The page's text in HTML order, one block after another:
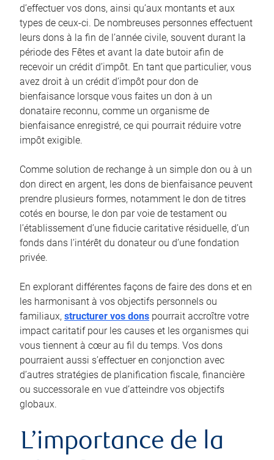
d’effectuer vos dons, ainsi qu’aux montants et aux
types de ceux-ci. De nombreuses personnes effectuent
leurs dons à la fin de l’année civile, souvent durant la
période des Fêtes et avant la date butoir afin de
recevoir un crédit d’impôt. En tant que particulier, vous
avez droit à un crédit d’impôt pour don de
bienfaisance lorsque vous faites un don à un
donataire reconnu, comme un organisme de
bienfaisance enregistré, ce qui pourrait réduire votre
impôt exigible.
Comme solution de rechange à un simple don ou à un
don direct en argent, les dons de bienfaisance peuvent
prendre plusieurs formes, notamment le don de titres
cotés en bourse, le don par voie de testament ou
l’établissement d’une fiducie caritative résiduelle, d’un
fonds dans l’intérêt du donateur ou d’une fondation
privée.
En explorant différentes façons de faire des dons et en
les harmonisant à vos objectifs personnels ou
familiaux, structurer vos dons pourrait accroître votre
impact caritatif pour les causes et les organismes qui
vous tiennent à cœur au fil du temps. Vos dons
pourraient aussi s’effectuer en conjonction avec
d’autres stratégies de planification fiscale, financière
ou successorale en vue d’atteindre vos objectifs
globaux.
L’importance de la